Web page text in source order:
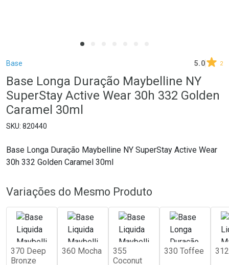
Breadcrumb
Base 5.0 2
Base Longa Duração Maybelline NY
SuperStay Active Wear 30h 332 Golden
Caramel 30ml
820440
Base Longa Duração Maybelline NY SuperStay Active Wear
30h 332 Golden Caramel 30ml
Variações do Mesmo Produto
370 Deep
Bronze
360 Mocha
355
Coconut
330 Toffee